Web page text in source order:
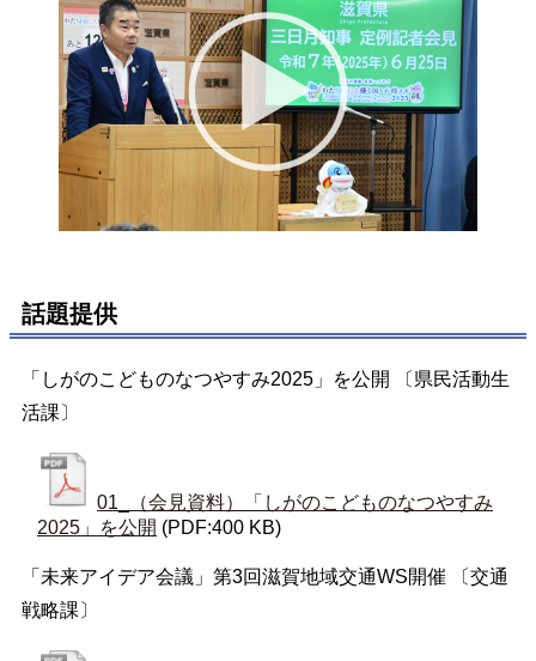
話題提供
「しがのこどものなつやすみ2025」を公開 〔県民活動生
活課〕
01_（会見資料）「しがのこどものなつやすみ
2025」を公開 (PDF:400 KB)
「未来アイデア会議」第3回滋賀地域交通WS開催 〔交通
戦略課〕